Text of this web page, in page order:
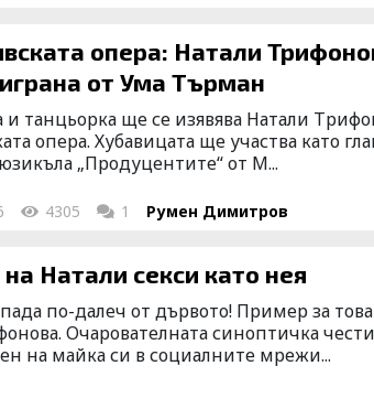
опера: Натали
от Ума Търман
и танцьорка ще се изявява Натали
опера. Хубавицата ще участва като
„Продуцентите“ от М...
4305 1 Румен Димитров
Натали секси като нея
по-далеч от дървото! Пример за
Очарователната синоптичка
на майка си в социалните мрежи...